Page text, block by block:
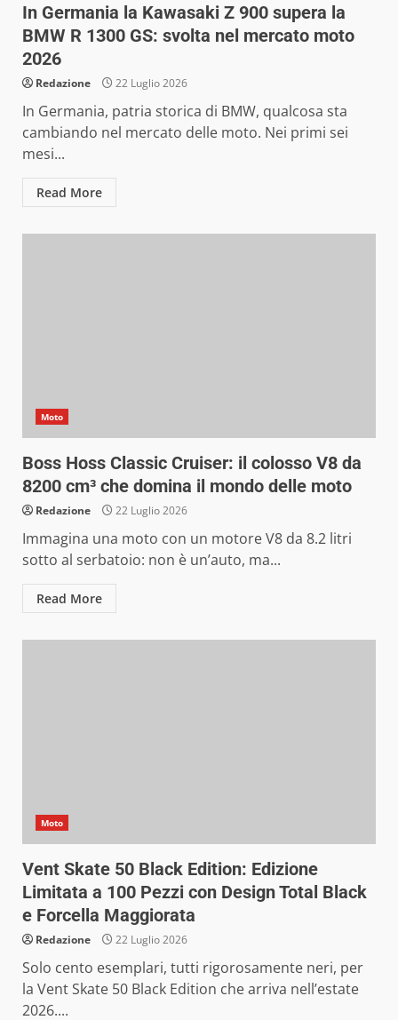
In Germania la Kawasaki Z 900 supera la
BMW R 1300 GS: svolta nel mercato moto
2026
Redazione 22 Luglio 2026
In Germania, patria storica di BMW, qualcosa sta
cambiando nel mercato delle moto. Nei primi sei
mesi...
Read More
Moto
Boss Hoss Classic Cruiser: il colosso V8 da
8200 cm³ che domina il mondo delle moto
Redazione 22 Luglio 2026
Immagina una moto con un motore V8 da 8.2 litri
sotto al serbatoio: non è un’auto, ma...
Read More
Moto
Vent Skate 50 Black Edition: Edizione
Limitata a 100 Pezzi con Design Total Black
e Forcella Maggiorata
Redazione 22 Luglio 2026
Solo cento esemplari, tutti rigorosamente neri, per
la Vent Skate 50 Black Edition che arriva nell’estate
2026....